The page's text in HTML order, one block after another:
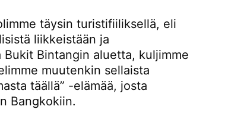
täysin turistifiiliksellä, eli
liikkeistään ja
Bintangin aluetta, kuljimme
muutenkin sellaista
täällä” -elämää, josta
Bangkokiin.